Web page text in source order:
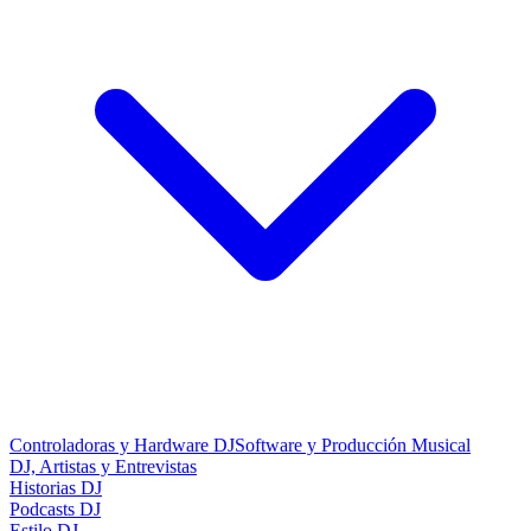
Controladoras y Hardware DJSoftware y Producción Musical
DJ, Artistas y Entrevistas
Historias DJ
Podcasts DJ